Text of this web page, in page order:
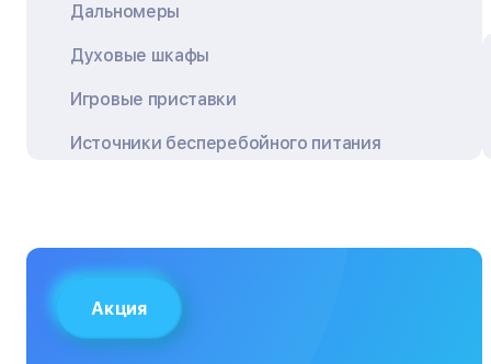
Дальномеры
Духовые шкафы
Игровые приставки
Источники бесперебойного питания
Кофемашины
Кухонные плиты
Акция